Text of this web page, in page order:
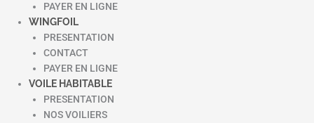
PAYER EN LIGNE
WINGFOIL
PRESENTATION
CONTACT
PAYER EN LIGNE
VOILE HABITABLE
PRESENTATION
NOS VOILIERS